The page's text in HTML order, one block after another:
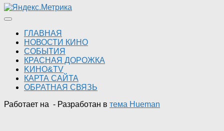
ГЛАВНАЯ
НОВОСТИ КИНО
СОБЫТИЯ
КРАСНАЯ ДОРОЖКА
KИНО&TV
КАРТА САЙТА
ОБРАТНАЯ СВЯЗЬ
Работает на - Разработан в тема Hueman